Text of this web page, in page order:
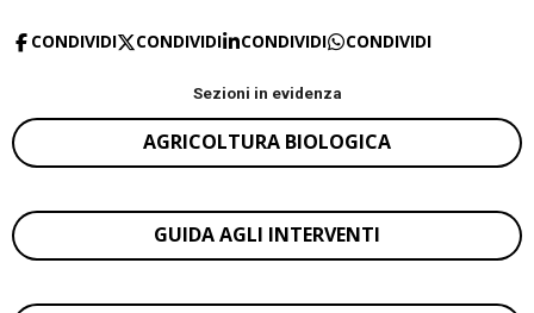
CONDIVIDI CONDIVIDI CONDIVIDI CONDIVIDI
Sezioni in evidenza
AGRICOLTURA BIOLOGICA
GUIDA AGLI INTERVENTI